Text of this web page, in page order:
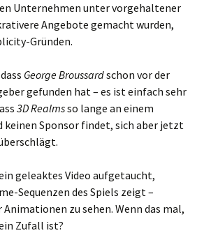
Unternehmen unter vorgehaltener
Angebote gemacht wurden,
Gründen.
George Broussardschon vor der
gefunden hat – es ist einfach sehr
3D Realmsso lange an einem
Sponsor findet, sich aber jetzt
geleaktes Video aufgetaucht,
Sequenzen des Spiels zeigt –
Animationen zu sehen. Wenn das mal,
Zufall ist?